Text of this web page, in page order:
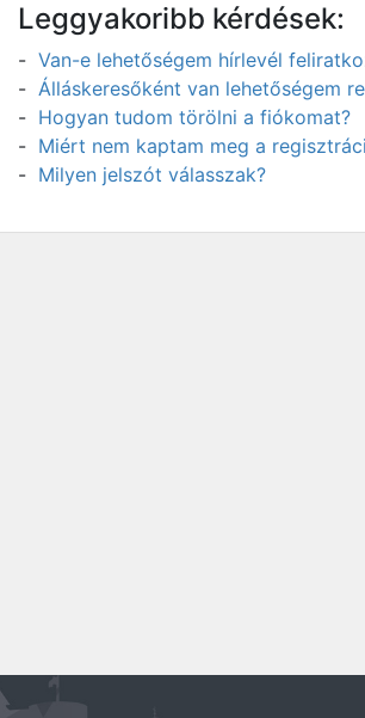
Leggyakoribb kérdések:
Van-e lehetőségem hírlevél
Álláskeresőként van lehetőségem
Hogyan tudom törölni a fiókomat?
Miért nem kaptam meg a
Milyen jelszót válasszak?